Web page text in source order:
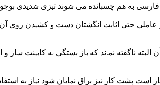
به هم چسبانده می شوند تیزی شدیدی
حتی اثابت انگشتان دست و کشیدن روی
ناگفته نماند که باز بستگی به کابینت ساز
پشت کار نیز براق نمایان شود نیاز به